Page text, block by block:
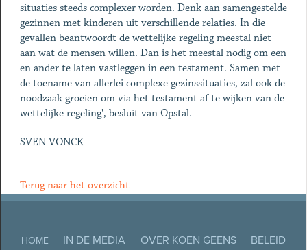
situaties steeds complexer worden. Denk aan samengestelde
gezinnen met kinderen uit verschillende relaties. In die
gevallen beantwoordt de wettelijke regeling meestal niet
aan wat de mensen willen. Dan is het meestal nodig om een
en ander te laten vastleggen in een testament. Samen met
de toename van allerlei complexe gezinssituaties, zal ook de
noodzaak groeien om via het testament af te wijken van de
wettelijke regeling', besluit van Opstal.
SVEN VONCK
Terug naar het overzicht
HOME IN DE MEDIA OVER KOEN GEENS
BELEID